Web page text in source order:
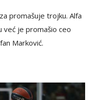
promašuje trojku. Alfa
već je promašio ceo
Marković.